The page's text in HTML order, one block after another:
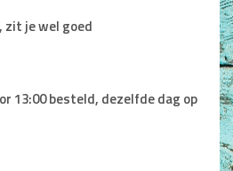
zit je wel goed
13:00 besteld, dezelfde dag op